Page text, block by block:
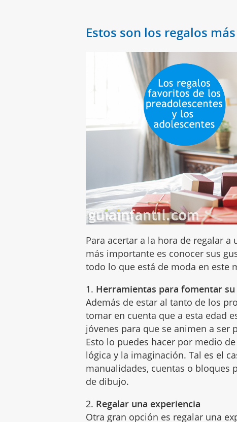
Estos son los regalos
Para acertar a la hora de regalar
más importante es conocer sus
todo lo que está de moda en este
1. Herramientas para fomentar
Además de estar al tanto de los
tomar en cuenta que a esta edad
jóvenes para que se animen a ser
Esto lo puedes hacer por medio
lógica y la imaginación. Tal es el
manualidades, cuentas o bloques
de dibujo.
2. Regalar una experiencia
Otra gran opción es regalar una